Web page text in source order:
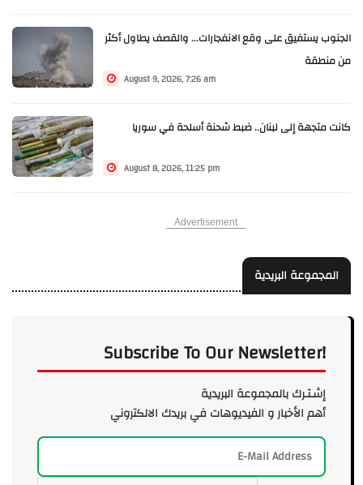
الجنوب يستفيق على وقع الانفجارات... والقصف يطاول أكثر
من منطقة
August 9, 2026, 7:26 am
كانت متجهة إلى لبنان.. ضبط شحنة أسلحة في سوريا
August 8, 2026, 11:25 pm
Advertisement
المجموعة البريدية
Subscribe To Our Newsletter!
إشـتـرك بالمجموعة البريدية
أهم الأخبار و الفيديوهات في بريدك الالكتروني